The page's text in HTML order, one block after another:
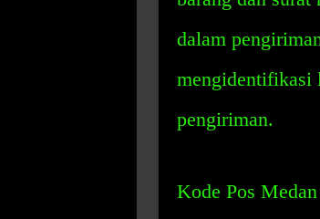
dalam
mengidentifikasi
pengiriman.
Kode Pos